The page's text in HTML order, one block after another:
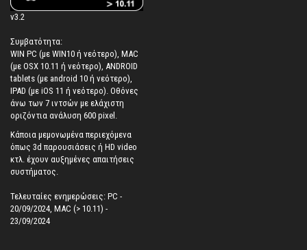
v3.2
Συμβατότητα:
WIN PC (με WIN10 ή νεότερο), MAC
(με OSX 10.11 ή νεότερο), ANDROID
tablets (με android 10 ή νεότερο),
IPAD (με iOS 11 ή νεότερο). Oθόνες
άνω των 7 ιντσών με ελάχιστη
οριζόντια ανάλυση 600 pixel.
Κάποια μεμονωμένα περιεχόμενα
όπως 3d παρουσιάσεις ή HD video
κτλ. έχουν αυξημένες απαιτήσεις
συστήματος.
Τελευταίες ενημερώσεις: PC -
20/09/2024, MAC (> 10.11) -
23/09/2024